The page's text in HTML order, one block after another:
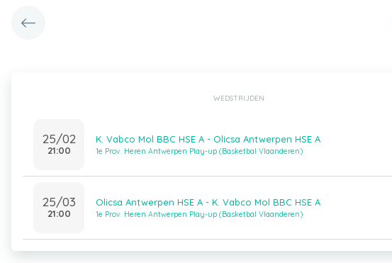
WEDSTRIJDEN
25/02
21:00
K. Vabco Mol BBC HSE A - Olicsa Antwerpen HSE A
1e Prov. Heren Antwerpen Play-up (Basketbal Vlaanderen)
25/03
21:00
Olicsa Antwerpen HSE A - K. Vabco Mol BBC HSE A
1e Prov. Heren Antwerpen Play-up (Basketbal Vlaanderen)